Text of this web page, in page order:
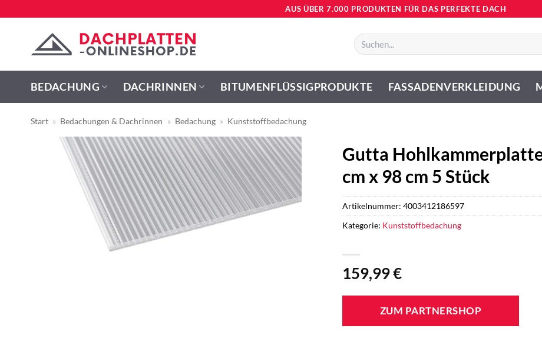
AUS ÜBER 7.000 PRODUKTEN FÜR DAS PERFEKTE DACH
Suchen
nach:
BEDACHUNG DACHRINNEN BITUMENFLÜSSIGPRODUKTE FASSADENVERKLEIDUNG
Start » Bedachungen & Dachrinnen » Bedachung » Kunststoffbedachung
Gutta
cm x 98 cm 5 Stück
159,99€
ZUM PARTNERSHOP
Artikelnummer:4003412186597
Kategorie: Kunststoffbedachung